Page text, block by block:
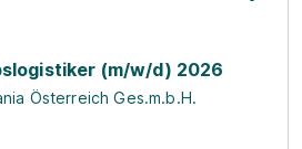
(m/w/d) 2026
Österreich Ges.m.b.H.